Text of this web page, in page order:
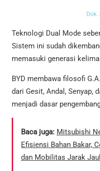
Dok.
Teknologi Dual Mode
Sistem ini sudah
memasuki generasi
BYD membawa filosofi
dari Gesit, Andal, Senyap,
menjadi dasar
Baca juga: Mitsubishi
Efisiensi Bahan Bakar,
dan Mobilitas Jarak